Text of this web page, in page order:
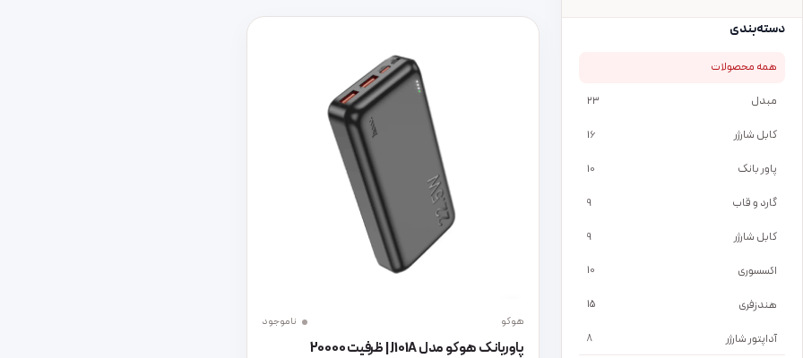
دسته‌بندی
همه محصولات
مبدل 23
کابل شارژر 16
پاور بانک 10
گارد و قاب 9
کابل شارژر 9
اکسسوری 10
هندزفری 15
آداپتور شارژر 8
هوکو ناموجود
پاوربانک هوکو مدل J101A | ظرفیت 20000